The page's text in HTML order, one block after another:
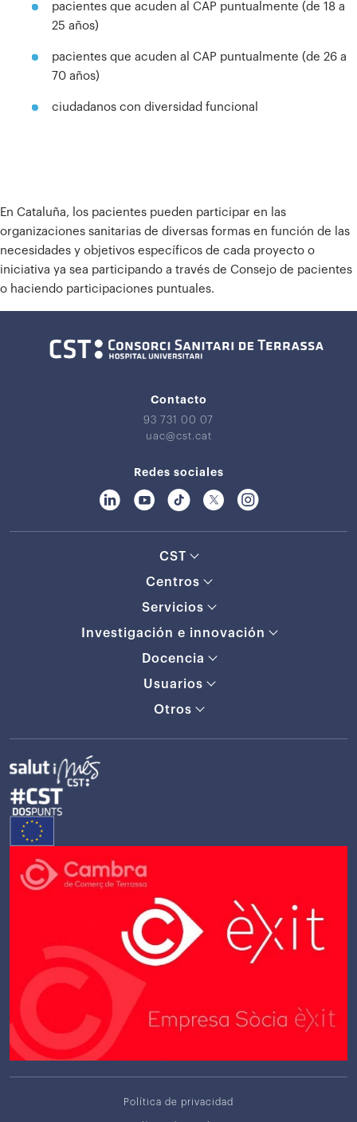
pacientes que acuden al CAP puntualmente (de 18 a
25 años)
pacientes que acuden al CAP puntualmente (de 26 a
70 años)
ciudadanos con diversidad funcional
En Cataluña, los pacientes pueden participar en las
organizaciones sanitarias de diversas formas en función de las
necesidades y objetivos específicos de cada proyecto o
iniciativa ya sea participando a través de Consejo de pacientes
o haciendo participaciones puntuales.
Contacto
93 731 00 07
uac@cst.cat
Redes sociales
CST
Centros
Servicios
Investigación e innovación
Docencia
Usuarios
Otros
Política de privacidad